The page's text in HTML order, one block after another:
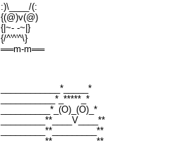
:)\____/(:
{(@)v(@)
{|~- -~|}
{/^'^'^\}
══m-m══
____________*_____*
___________*_*****_*
__________*_(O)_(O)_*
_________**____V____**
_________**_________**